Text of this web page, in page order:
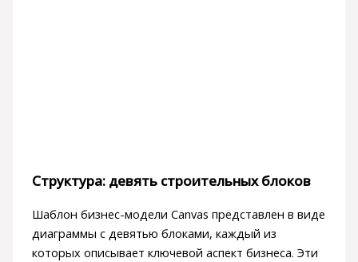
Структура: девять строительных блоков
Шаблон бизнес-модели Canvas представлен в виде
диаграммы с девятью блоками, каждый из
которых описывает ключевой аспект бизнеса. Эти